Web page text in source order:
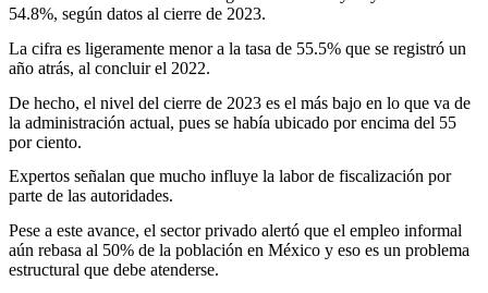
54.8%, según datos al cierre de 2023.
La cifra es ligeramente menor a la tasa de 55.5% que se registró un
año atrás, al concluir el 2022.
De hecho, el nivel del cierre de 2023 es el más bajo en lo que va de
la administración actual, pues se había ubicado por encima del 55
por ciento.
Expertos señalan que mucho influye la labor de fiscalización por
parte de las autoridades.
Pese a este avance, el sector privado alertó que el empleo informal
aún rebasa al 50% de la población en México y eso es un problema
estructural que debe atenderse.